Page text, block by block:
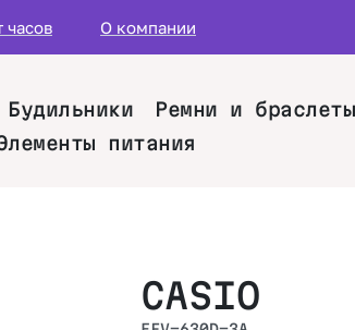
часов О компании
Будильники Ремни и браслеты
питания
CASIO